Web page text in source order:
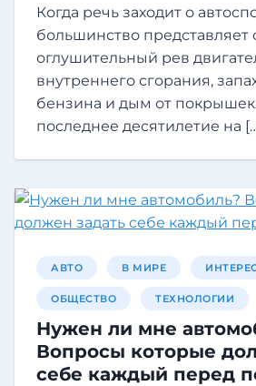
Когда речь заходит о
большинство представляет
оглушительный рев
внутреннего сгорания,
бензина и дым от
последнее десятилетие на
АВТО В МИРЕ
ОБЩЕСТВО ТЕХНОЛОГИИ
Нужен ли мне
Вопросы которые
себе каждый перед